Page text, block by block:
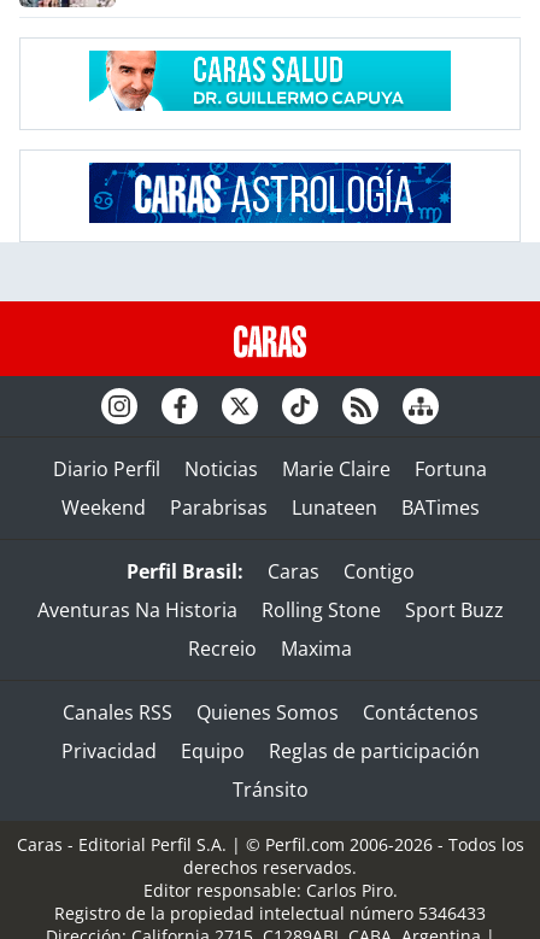
Diario Perfil Noticias Marie Claire
Fortuna
Weekend
Parabrisas Lunateen BATimes
Perfil Brasil: Caras
Contigo
Aventuras Na Historia
Rolling Stone
Sport Buzz
Recreio
Maxima
Canales RSS Quienes Somos
Contáctenos
Privacidad
Equipo
Reglas de participación
Tránsito
Caras - Editorial Perfil S.A. | © Perfil.com 2006-2026 - Todos los
derechos reservados.
Editor responsable: Carlos Piro.
Registro de la propiedad intelectual número 5346433